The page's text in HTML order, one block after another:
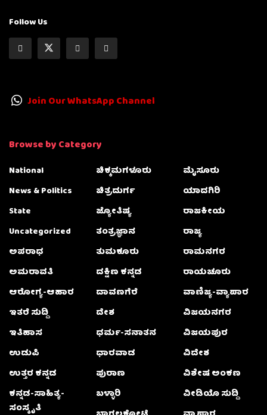
Follow Us
Join Our WhatsApp Channel
Browse by Category
National
News & Politics
State
Uncategorized
ಅಪರಾಧ
ಅಮರಾವತಿ
ಆರೋಗ್ಯ-ಆಹಾರ
ಇತರೆ ಸುದ್ದಿ
ಇತಿಹಾಸ
ಉಡುಪಿ
ಉತ್ತರ ಕನ್ನಡ
ಕನ್ನಡ-ಸಾಹಿತ್ಯ-
ಸಂಸ್ಕೃತಿ
ಚಿಕ್ಕಮಗಳೂರು
ಚಿತ್ರದುರ್ಗ
ಜ್ಯೋತಿಷ್ಯ
ತಂತ್ರಜ್ಞಾನ
ತುಮಕೂರು
ದಕ್ಷಿಣ ಕನ್ನಡ
ದಾವಣಗೆರೆ
ದೇಶ
ಧರ್ಮ-ಸನಾತನ
ಧಾರವಾಡ
ಪುರಾಣ
ಬಳ್ಳಾರಿ
ಮೈಸೂರು
ಯಾದಗಿರಿ
ರಾಜಕೀಯ
ರಾಜ್ಯ
ರಾಮನಗರ
ರಾಯಚೂರು
ವಾಣಿಜ್ಯ-ವ್ಯಾಪಾರ
ವಿಜಯನಗರ
ವಿಜಯಪುರ
ವಿದೇಶ
ವಿಶೇಷ ಅಂಕಣ
ವೀಡಿಯೊ ಸುದ್ದಿ